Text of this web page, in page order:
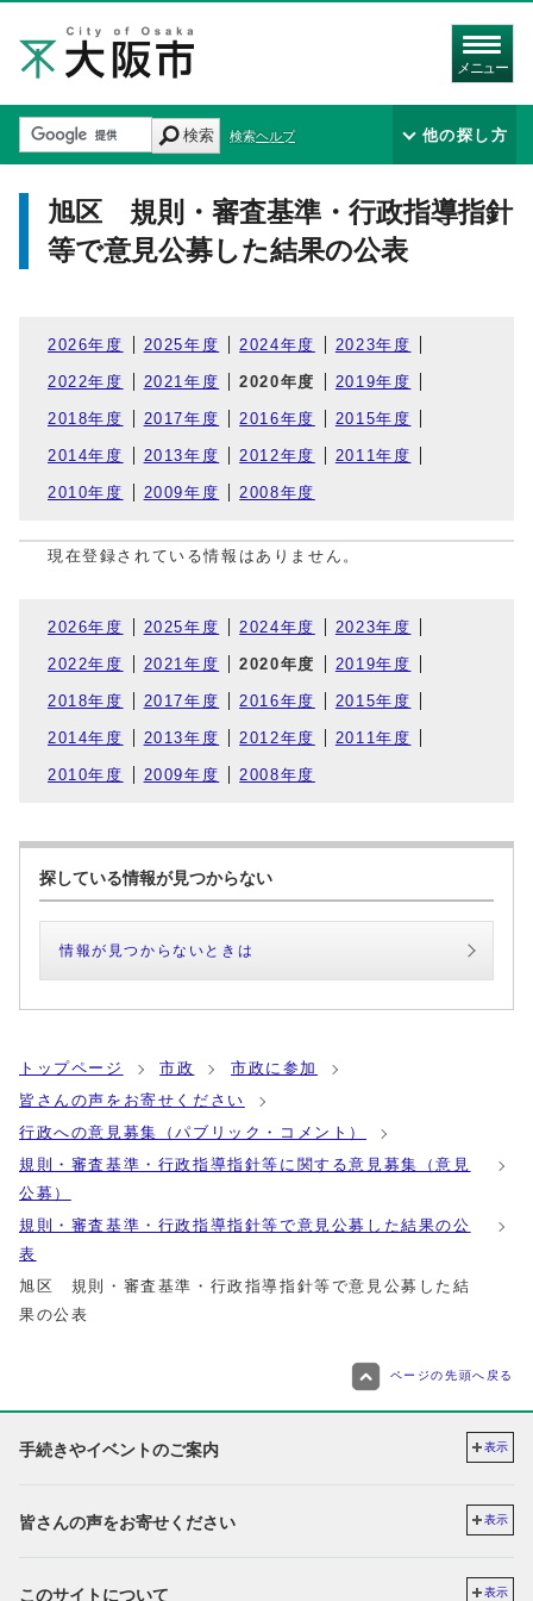
メニュー
検索 検索ヘルプ 他の探し方
旭区 規則・審査基準・行政指導指針
等で意見公募した結果の公表
2026年度 2025年度 2024年度 2023年度
2022年度 2021年度 2020年度 2019年度
2018年度 2017年度 2016年度 2015年度
2014年度 2013年度 2012年度 2011年度
2010年度 2009年度 2008年度
現在登録されている情報はありません。
2026年度 2025年度 2024年度 2023年度
2022年度 2021年度 2020年度 2019年度
2018年度 2017年度 2016年度 2015年度
2014年度 2013年度 2012年度 2011年度
2010年度 2009年度 2008年度
探している情報が見つからない
情報が見つからないときは
トップページ 市政
市政に参加
皆さんの声をお寄せください
行政への意見募集（パブリック・コメント）
規則・審査基準・行政指導指針等に関する意見募集（意見
公募）
規則・審査基準・行政指導指針等で意見公募した結果の公
表
旭区 規則・審査基準・行政指導指針等で意見公募した結
果の公表
ページの先頭へ戻る
手続きやイベントのご案内 表示
皆さんの声をお寄せください 表示
このサイトについて 表示